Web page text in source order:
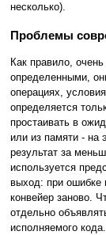
несколько).
Проблемы
Как правило,
определенными,
операциях,
определяется
простаивать в
или из памяти - на
результат за
используется
выход: при ошибке
конвейер заново.
отдельно
исполняемого